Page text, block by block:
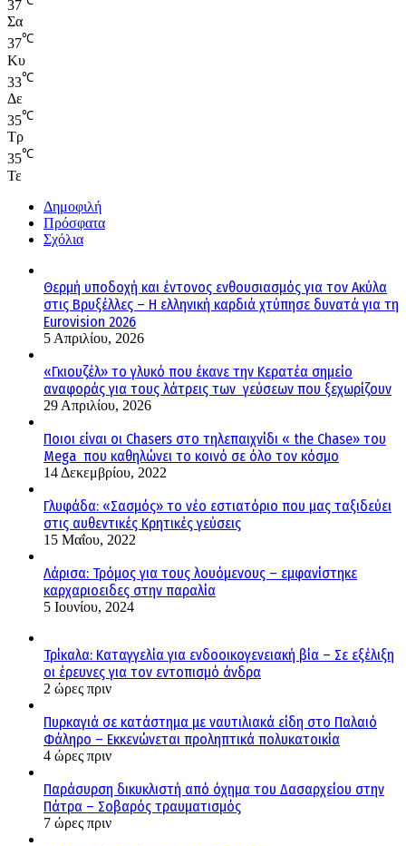
37
Σα
37℃
Κυ
33℃
Δε
35℃
Τρ
35℃
Τε
Δημοφιλή
Πρόσφατα
Σχόλια
Θερμή υποδοχή και έντονος ενθουσιασμός για τον Ακύλα
στις Βρυξέλλες – Η ελληνική καρδιά χτύπησε δυνατά για τη
Eurovision 2026
5 Απριλίου, 2026
«Γκιουζέλ» το γλυκό που έκανε την Κερατέα σημείο
αναφοράς για τους λάτρεις των γεύσεων που ξεχωρίζουν
29 Απριλίου, 2026
Ποιοι είναι οι Chasers στο τηλεπαιχνίδι « the Chase» του
Mega που καθηλώνει το κοινό σε όλο τον κόσμο
14 Δεκεμβρίου, 2022
Γλυφάδα: «Σασμός» το νέο εστιατόριο που μας ταξιδεύει
στις αυθεντικές Κρητικές γεύσεις
15 Μαΐου, 2022
Λάρισα: Τρόμος για τους λουόμενους – εμφανίστηκε
καρχαριοειδες στην παραλία
5 Ιουνίου, 2024
Τρίκαλα: Καταγγελία για ενδοοικογενειακή βία – Σε εξέλιξη
οι έρευνες για τον εντοπισμό άνδρα
2 ώρες πριν
Πυρκαγιά σε κατάστημα με ναυτιλιακά είδη στο Παλαιό
Φάληρο – Εκκενώνεται προληπτικά πολυκατοικία
4 ώρες πριν
Παράσυρση δικυκλιστή από όχημα του Δασαρχείου στην
Πάτρα – Σοβαρός τραυματισμός
7 ώρες πριν